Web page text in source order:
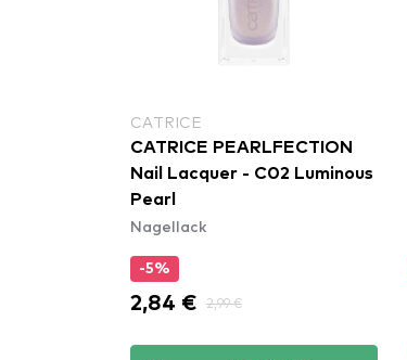
CATRICE
CATRICE PEARLFECTION
Nail Lacquer - C02 Luminous
Pearl
Nagellack
-5%
2,84 € 2,99 €